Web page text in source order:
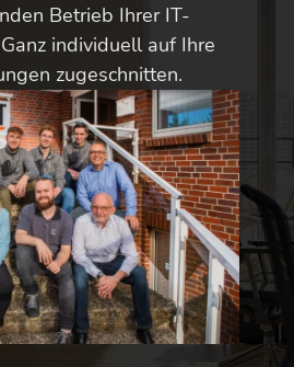
Betrieb Ihrer IT-
individuell auf Ihre
zugeschnitten.